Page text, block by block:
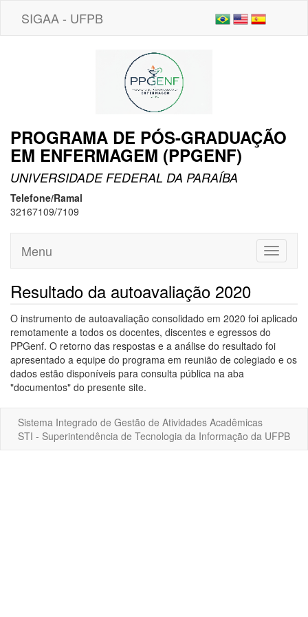
SIGAA - UFPB
PROGRAMA DE PÓS-GRADUAÇÃO
EM ENFERMAGEM (PPGENF)
UNIVERSIDADE FEDERAL DA PARAÍBA
Telefone/Ramal
32167109/7109
Toggle
Menu
Resultado da autoavaliação 2020
O instrumento de autoavaliação consolidado em 2020 foi aplicado
remotamente a todos os docentes, discentes e egressos do
PPGenf. O retorno das respostas e a análise do resultado foi
apresentado a equipe do programa em reunião de colegiado e os
dados estão disponíveis para consulta pública na aba
"documentos" do presente site.
Sistema Integrado de Gestão de Atividades Acadêmicas
STI - Superintendência de Tecnologia da Informação da UFPB